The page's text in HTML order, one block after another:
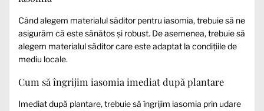
Când alegem materialul săditor pentru iasomia, trebuie să ne
asigurăm că este sănătos și robust. De asemenea, trebuie să
alegem materialul săditor care este adaptat la condițiile de
mediu locale.
Cum să îngrijim iasomia imediat după plantare
Imediat după plantare, trebuie să îngrijim iasomia prin udare